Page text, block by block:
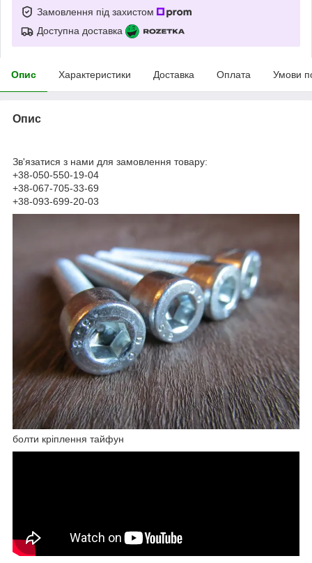
Замовлення під захистом
Доступна доставка
Опис Характеристики Доставка Оплата Умови
Опис
Зв'язатися з нами для замовлення товару:
+38-050-550-19-04
+38-067-705-33-69
+38-093-699-20-03
болти кріплення тайфун